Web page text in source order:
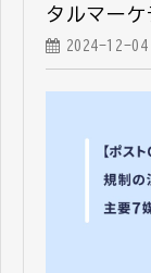
タルマー
2024-12-04